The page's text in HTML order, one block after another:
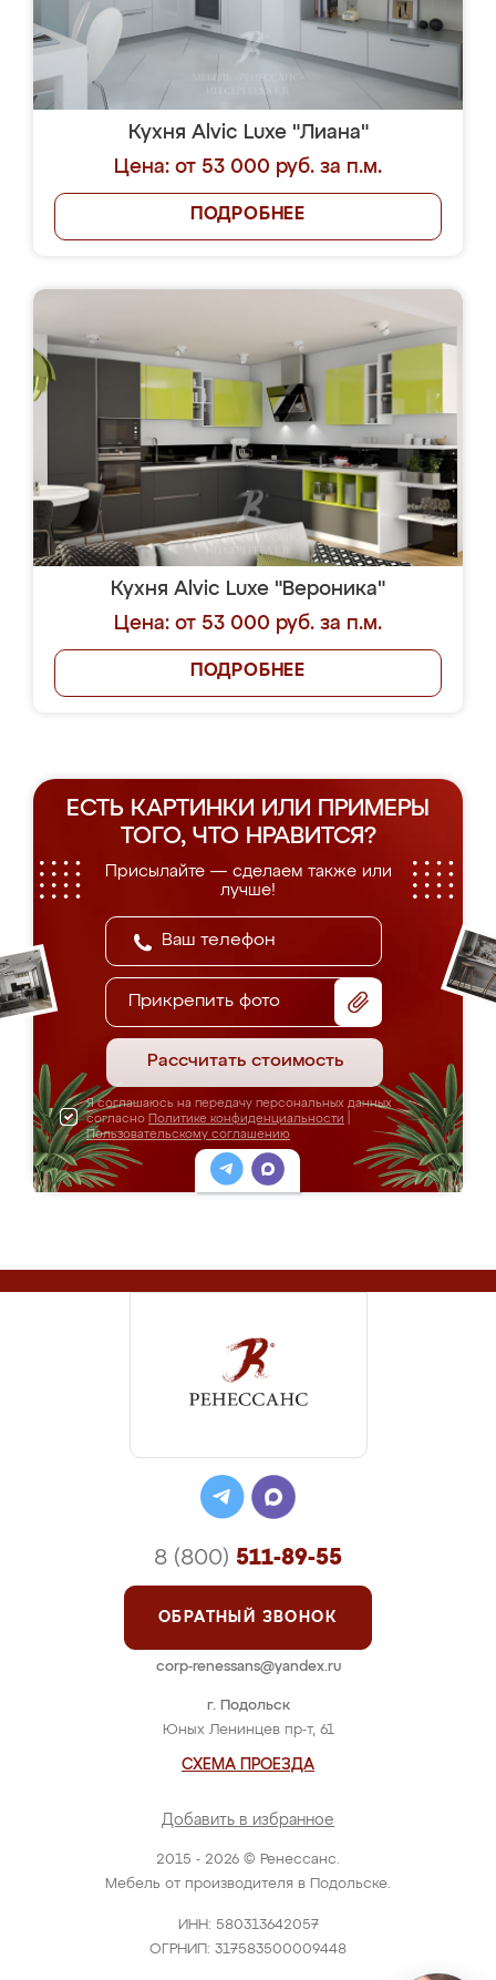
Кухня Alvic Luxe "Лиана"
Цена: от 53 000 руб. за п.м.
ПОДРОБНЕЕ
Кухня Alvic Luxe "Вероника"
Цена: от 53 000 руб. за п.м.
ПОДРОБНЕЕ
ЕСТЬ КАРТИНКИ ИЛИ ПРИМЕРЫ
ТОГО, ЧТО НРАВИТСЯ?
Присылайте — сделаем также или
лучше!
Прикрепить фото
Рассчитать стоимость
Я соглашаюсь на передачу персональных данных
согласно Политике конфиденциальности
Пользовательскому соглашению
2015 - 2026 © Ренессанс.
Мебель от производителя в Подольске.
ИНН: 580313642057
ОГРНИП: 317583500009448
г. Подольск
Юных Ленинцев пр-т, 61
СХЕМА ПРОЕЗДА
Добавить в избранное
8 (800) 511-89-55
ОБРАТНЫЙ ЗВОНОК
corp-renessans@yandex.ru